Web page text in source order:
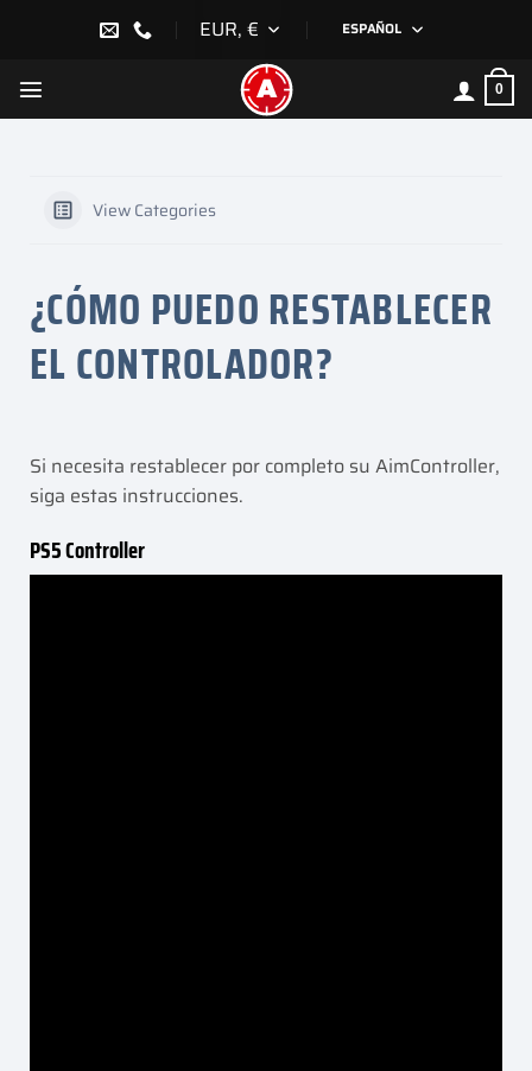
EUR, € ESPAÑOL
0
View Categories
¿CÓMO PUEDO RESTABLECER
EL CONTROLADOR?
Si necesita restablecer por completo su AimController,
siga estas instrucciones.
PS5 Controller